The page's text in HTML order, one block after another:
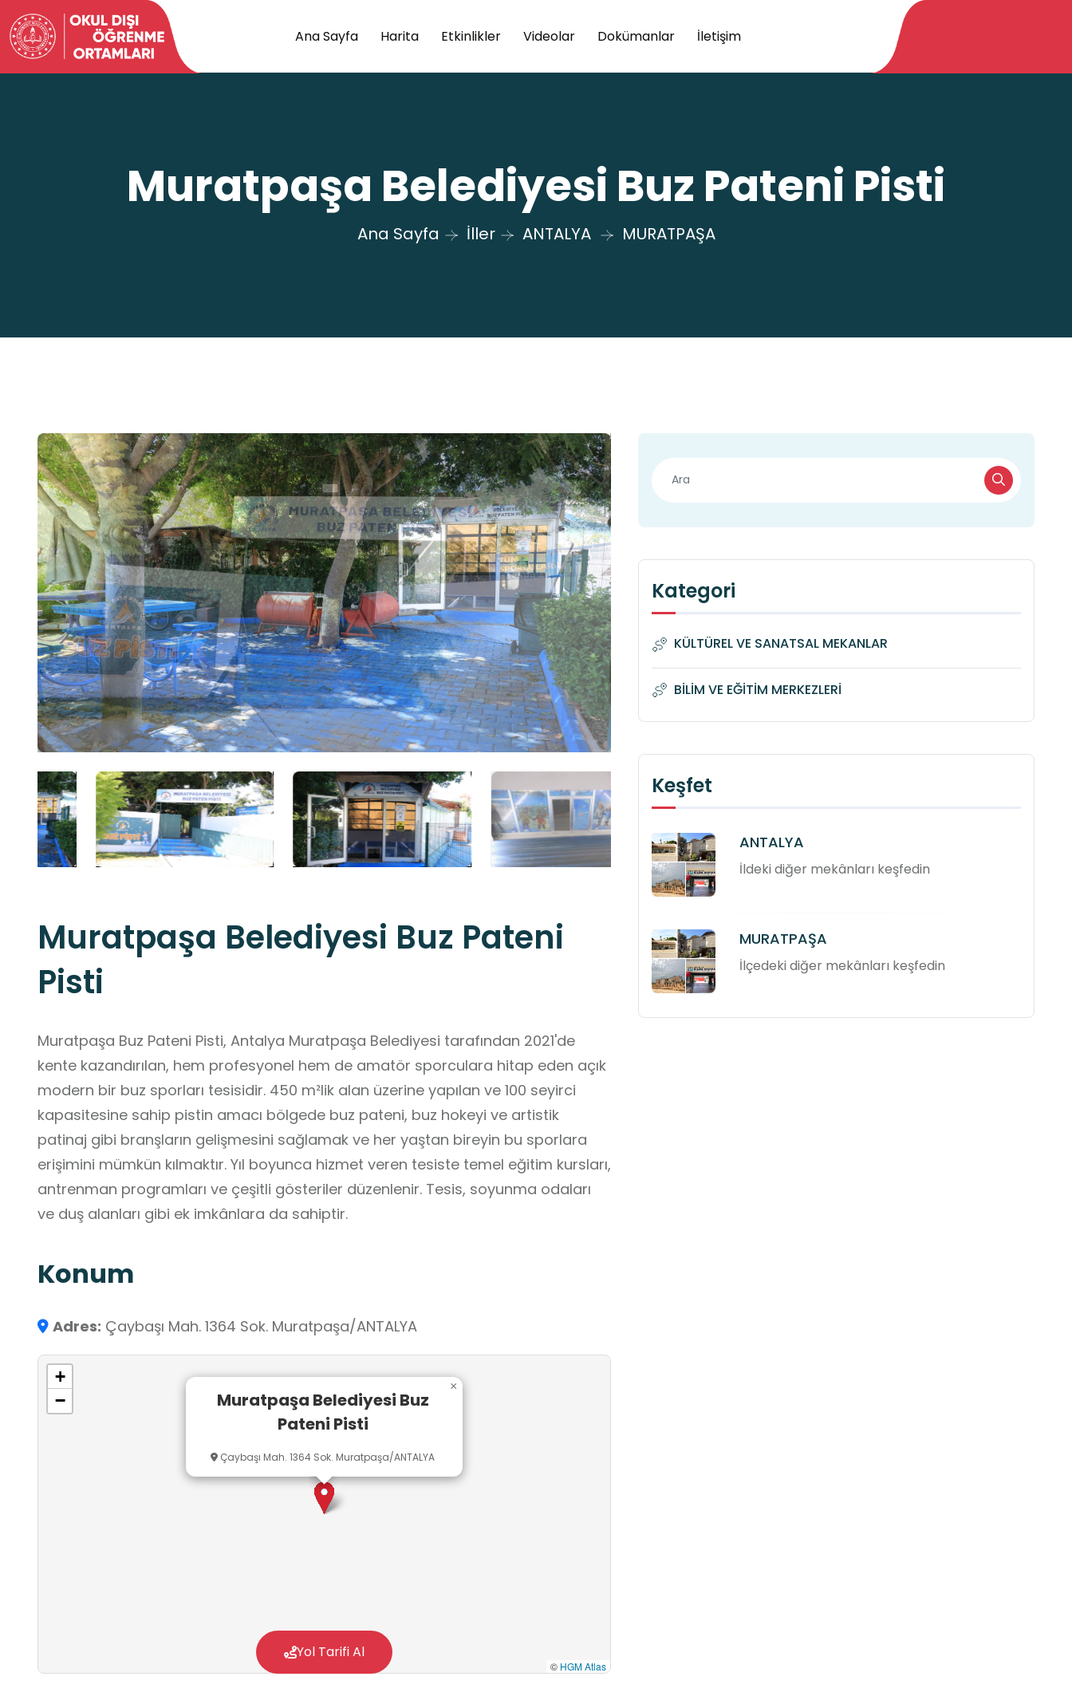
Ana Sayfa Harita Etkinlikler Videolar Dokümanlar İletişim
Muratpaşa Belediyesi Buz Pateni Pisti
Ana Sayfa İller ANTALYA MURATPAŞA
Muratpaşa Belediyesi Buz Pateni
Pisti
Muratpaşa Buz Pateni Pisti, Antalya Muratpaşa Belediyesi tarafından 2021'de
kente kazandırılan, hem profesyonel hem de amatör sporculara hitap eden açık
modern bir buz sporları tesisidir. 450 m²lik alan üzerine yapılan ve 100 seyirci
kapasitesine sahip pistin amacı bölgede buz pateni, buz hokeyi ve artistik
patinaj gibi branşların gelişmesini sağlamak ve her yaştan bireyin bu sporlara
erişimini mümkün kılmaktır. Yıl boyunca hizmet veren tesiste temel eğitim kursları,
antrenman programları ve çeşitli gösteriler düzenlenir. Tesis, soyunma odaları
ve duş alanları gibi ek imkânlara da sahiptir.
Konum
Adres: Çaybaşı Mah. 1364 Sok. Muratpaşa/ANTALYA
Muratpaşa Belediyesi Buz
Pateni Pisti
Çaybaşı Mah. 1364 Sok. Muratpaşa/ANTALYA
×
+
−
© HGM Atlas
Yol Tarifi Al
Kategori
KÜLTÜREL VE SANATSAL MEKANLAR
BİLİM VE EĞİTİM MERKEZLERİ
Keşfet
ANTALYA
İldeki diğer mekânları keşfedin
MURATPAŞA
İlçedeki diğer mekânları keşfedin